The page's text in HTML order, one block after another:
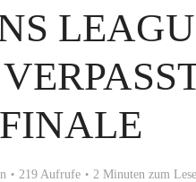
219 Aufrufe 2 Minuten zum